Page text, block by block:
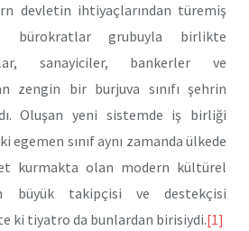
devletin ihtiyaçlarından türemiş
bürokratlar grubuyla birlikte
sanayiciler, bankerler ve
zengin bir burjuva sınıfı şehrin
Oluşan yeni sistemde iş birliği
egemen sınıf aynı zamanda ülkede
kurmakta olan modern kültürel
büyük takipçisi ve destekçisi
ki tiyatro da bunlardan birisiydi.[1]